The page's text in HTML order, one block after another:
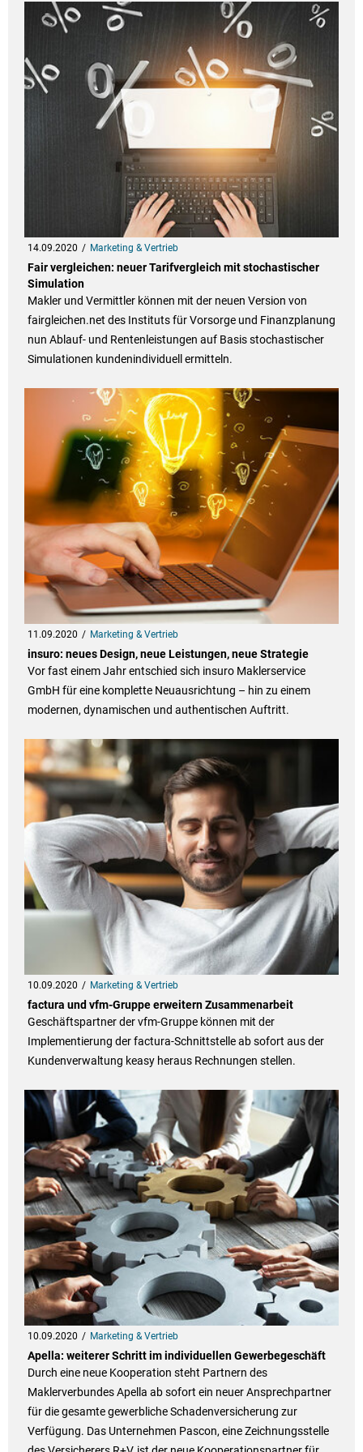
14.09.2020 Marketing & Vertrieb
Fair vergleichen: neuer Tarifvergleich mit stochastischer
Simulation
Makler und Vermittler können mit der neuen Version von
fairgleichen.net des Instituts für Vorsorge und Finanzplanung
nun Ablauf- und Rentenleistungen auf Basis stochastischer
Simulationen kundenindividuell ermitteln.
11.09.2020 Marketing & Vertrieb
insuro: neues Design, neue Leistungen, neue Strategie
Vor fast einem Jahr entschied sich insuro Maklerservice
GmbH für eine komplette Neuausrichtung – hin zu einem
modernen, dynamischen und authentischen Auftritt.
10.09.2020 Marketing & Vertrieb
factura und vfm-Gruppe erweitern Zusammenarbeit
Geschäftspartner der vfm-Gruppe können mit der
Implementierung der factura-Schnittstelle ab sofort aus der
Kundenverwaltung keasy heraus Rechnungen stellen.
10.09.2020 Marketing & Vertrieb
Apella: weiterer Schritt im individuellen Gewerbegeschäft
Durch eine neue Kooperation steht Partnern des
Maklerverbundes Apella ab sofort ein neuer Ansprechpartner
für die gesamte gewerbliche Schadenversicherung zur
Verfügung. Das Unternehmen Pascon, eine Zeichnungsstelle